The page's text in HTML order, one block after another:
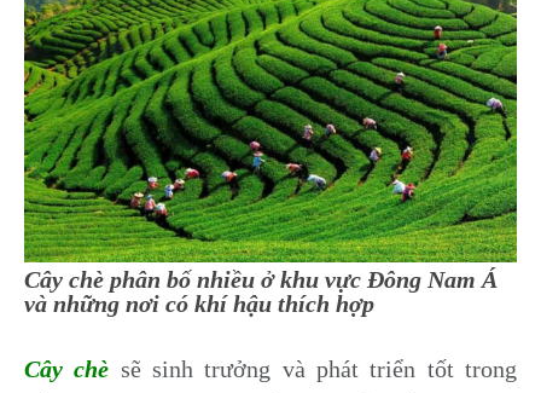
Cây chè phân bố nhiều ở khu vực Đông Nam Á
và những nơi có khí hậu thích hợp
Cây chè sẽ sinh trưởng và phát triển tốt trong